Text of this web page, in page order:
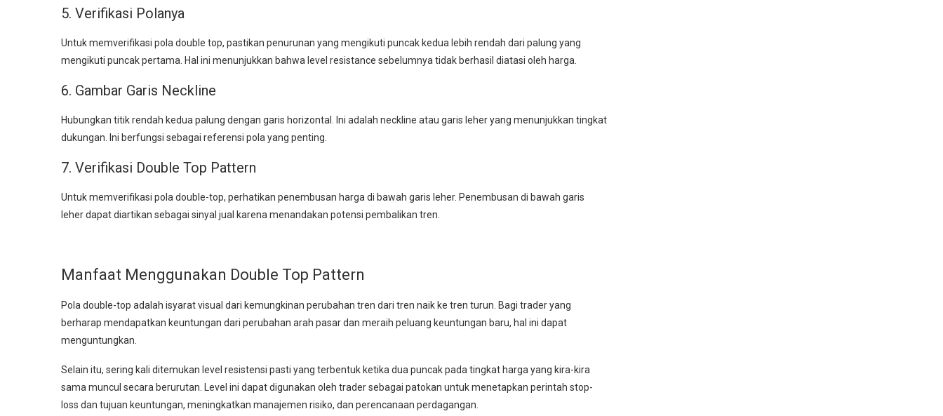
5. Verifikasi Polanya
Untuk memverifikasi pola double top, pastikan penurunan yang mengikuti puncak kedua lebih rendah dari palung yang
mengikuti puncak pertama. Hal ini menunjukkan bahwa level resistance sebelumnya tidak berhasil diatasi oleh harga.
6. Gambar Garis Neckline
Hubungkan titik rendah kedua palung dengan garis horizontal. Ini adalah neckline atau garis leher yang menunjukkan tingkat
dukungan. Ini berfungsi sebagai referensi pola yang penting.
7. Verifikasi Double Top Pattern
Untuk memverifikasi pola double-top, perhatikan penembusan harga di bawah garis leher. Penembusan di bawah garis
leher dapat diartikan sebagai sinyal jual karena menandakan potensi pembalikan tren.
Manfaat Menggunakan Double Top Pattern
Pola double-top adalah isyarat visual dari kemungkinan perubahan tren dari tren naik ke tren turun. Bagi trader yang
berharap mendapatkan keuntungan dari perubahan arah pasar dan meraih peluang keuntungan baru, hal ini dapat
menguntungkan.
Selain itu, sering kali ditemukan level resistensi pasti yang terbentuk ketika dua puncak pada tingkat harga yang kira-kira
sama muncul secara berurutan. Level ini dapat digunakan oleh trader sebagai patokan untuk menetapkan perintah stop-
loss dan tujuan keuntungan, meningkatkan manajemen risiko, dan perencanaan perdagangan.